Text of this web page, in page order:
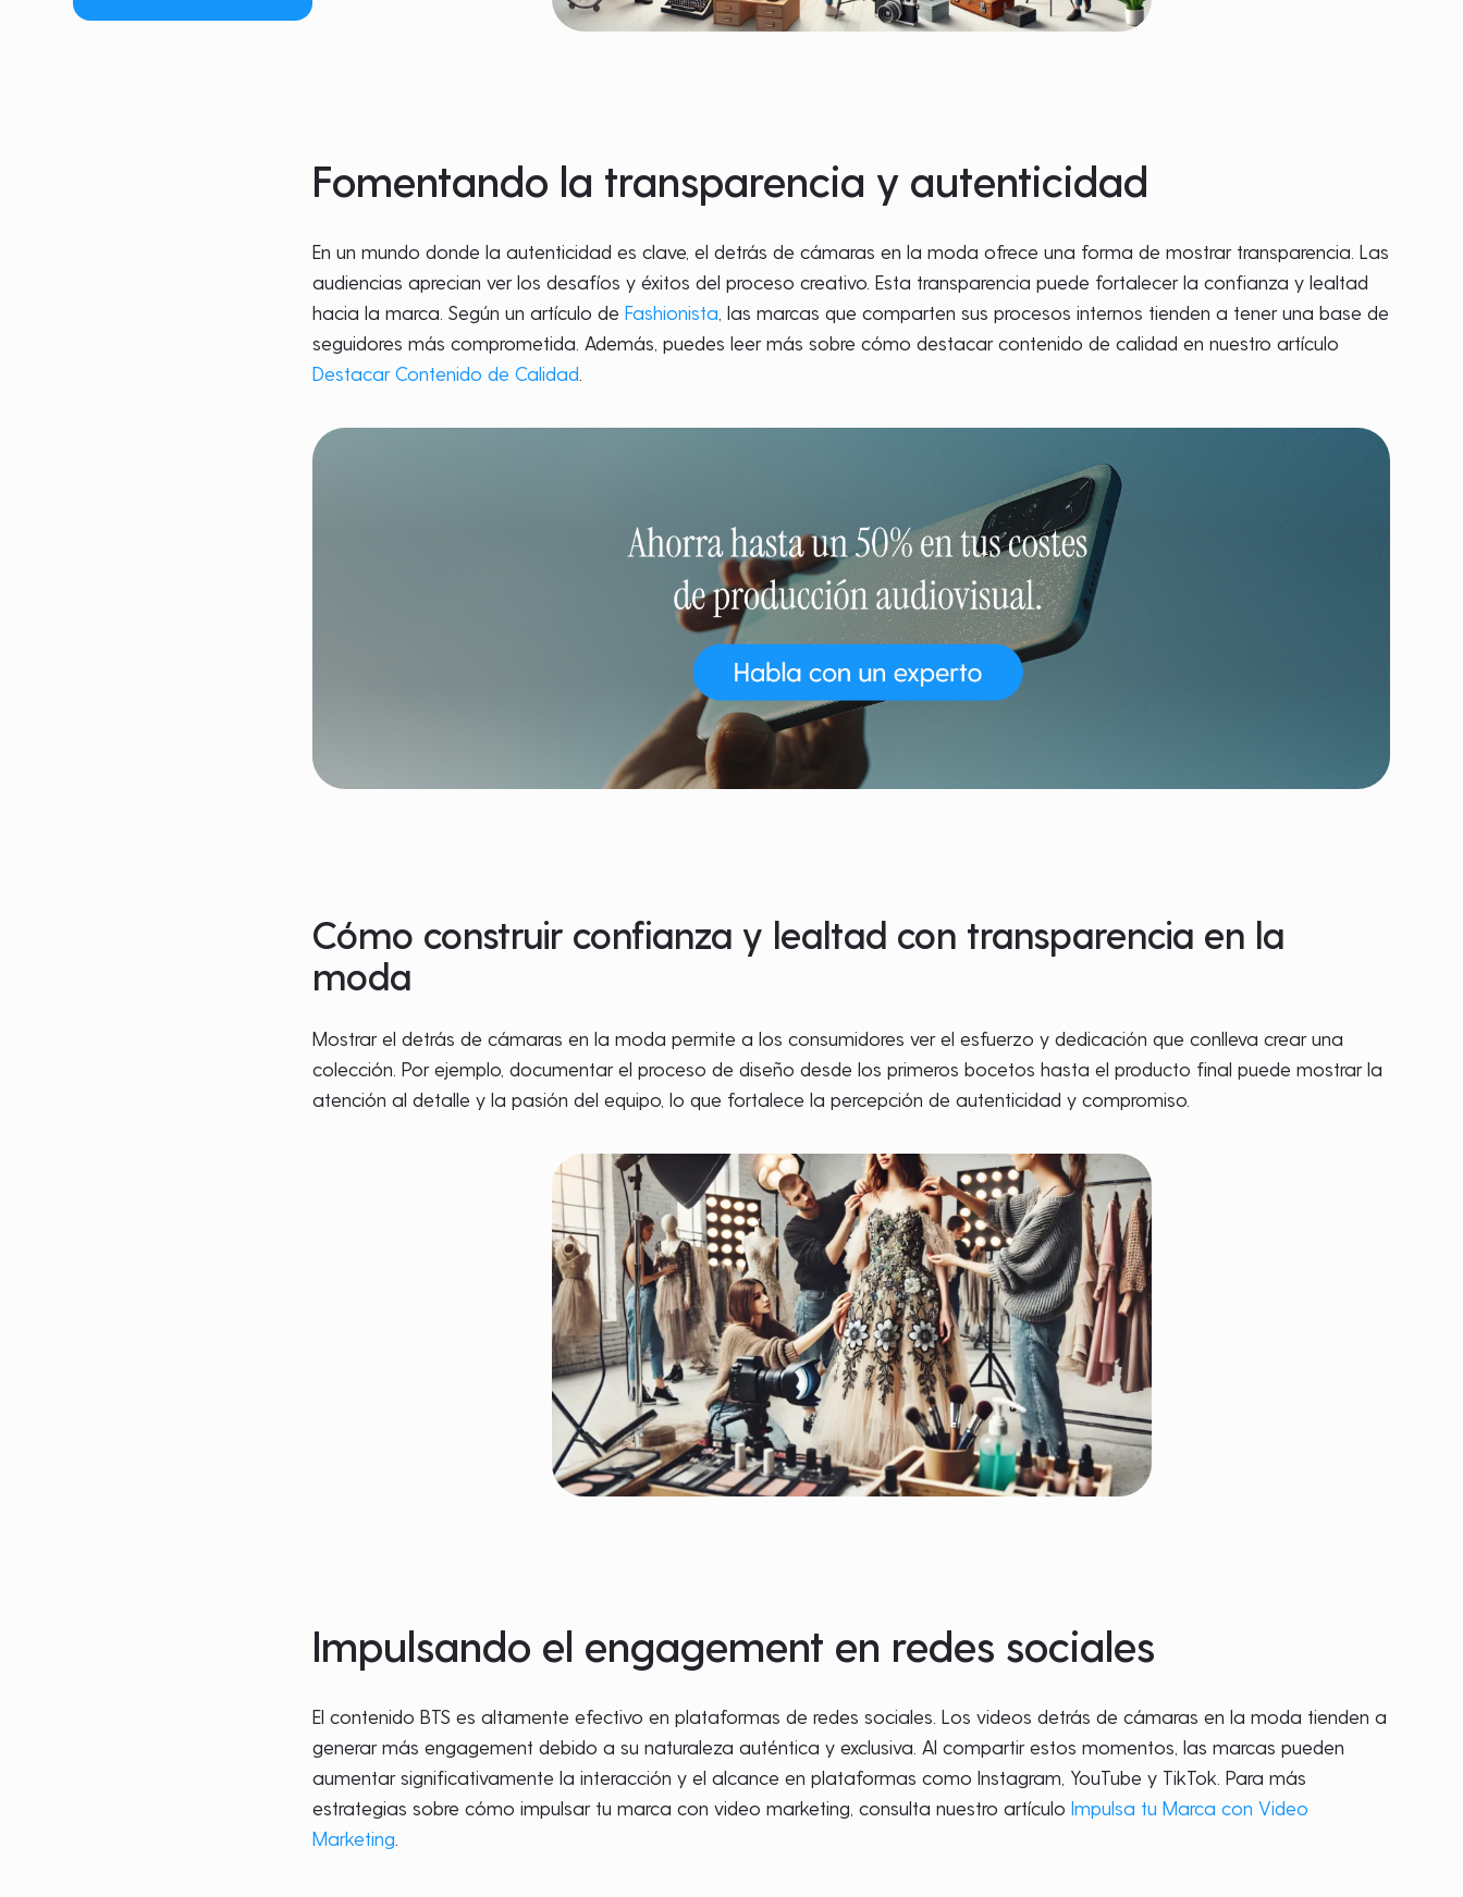
Fomentando la transparencia y autenticidad
En un mundo donde la autenticidad es clave, el detrás de cámaras en la moda ofrece una forma de mostrar transparencia. Las
audiencias aprecian ver los desafíos y éxitos del proceso creativo. Esta transparencia puede fortalecer la confianza y lealtad
hacia la marca. Según un artículo deFashionista , las marcas que comparten sus procesos internos tienden a tener una base de
seguidores más comprometida. Además, puedes leer más sobre cómo destacar contenido de calidad en nuestro artículo
Destacar Contenido de Calidad
Cómo construir confianza y lealtad con transparencia en la
moda
Mostrar el detrás de cámaras en la moda permite a los consumidores ver el esfuerzo y dedicación que conlleva crear una
colección. Por ejemplo, documentar el proceso de diseño desde los primeros bocetos hasta el producto final puede mostrar la
atención al detalle y la pasión del equipo, lo que fortalece la percepción de autenticidad y compromiso.
Impulsando el engagement en redes sociales
El contenido BTS es altamente efectivo en plataformas de redes sociales. Los videos detrás de cámaras en la moda tienden a
generar más engagement debido a su naturaleza auténtica y exclusiva. Al compartir estos momentos, las marcas pueden
aumentar significativamente la interacción y el alcance en plataformas como Instagram, YouTube y TikTok. Para más
estrategias sobre cómo impulsar tu marca con video marketing, consulta nuestro artículoImpulsa tu Marca con Video
Marketing.